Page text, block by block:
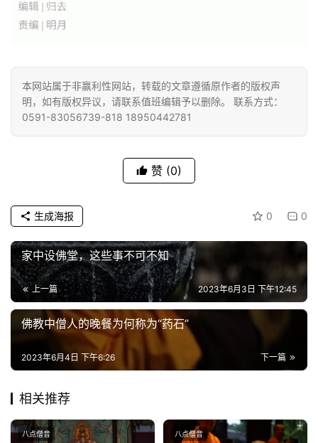
政
规
免
本网站属于非赢利性网站，转载的文章遵循原作者的版权声
明，如有版权异议，请联系值班编辑予以删除。 联系方式：
0591-83056739-818 18950442781
赞 (0)
0 0
生成海报
家中设佛堂，这些事不可不知
上一篇 2023年6月3日 下午12:45
佛教中僧人的晚餐为何称为“药石”
下一篇
2023年6月4日 下午6:26
相关推荐
八点僧音 八点僧音